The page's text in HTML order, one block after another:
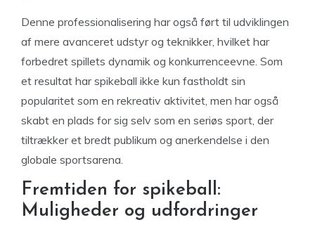
Denne professionalisering har også ført til udviklingen
af mere avanceret udstyr og teknikker, hvilket har
forbedret spillets dynamik og konkurrenceevne. Som
et resultat har spikeball ikke kun fastholdt sin
popularitet som en rekreativ aktivitet, men har også
skabt en plads for sig selv som en seriøs sport, der
tiltrækker et bredt publikum og anerkendelse i den
globale sportsarena.
Fremtiden for spikeball:
Muligheder og udfordringer